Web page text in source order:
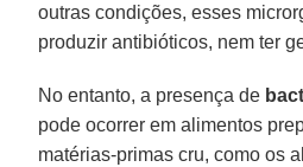
outras condições, esses
produzir antibióticos, nem ter
No entanto, a presença de
pode ocorrer em alimentos
matérias-primas cru, como os